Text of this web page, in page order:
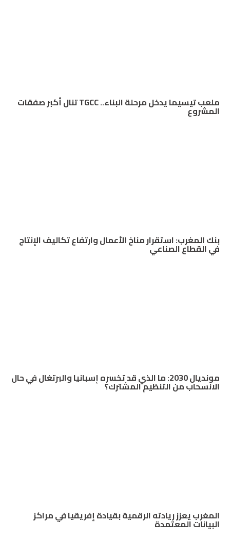
ملعب تيسيما يدخل مرحلة البناء.. TGCC تنال أكبر صفقات
المشروع
بنك المغرب: استقرار مناخ الأعمال وارتفاع تكاليف الإنتاج
في القطاع الصناعي
مونديال 2030: ما الذي قد تخسره إسبانيا والبرتغال في حال
الانسحاب من التنظيم المشترك؟
المغرب يعزز ريادته الرقمية بقيادة إفريقيا في مراكز
البيانات المعتمدة